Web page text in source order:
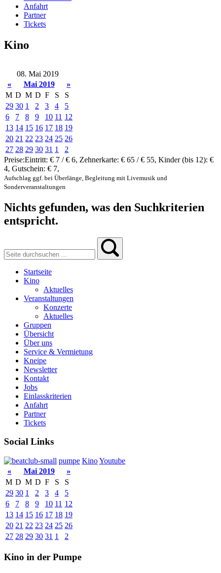
Anfahrt
Partner
Tickets
Kino
08. Mai 2019
«
Mai 2019
»
M D M D F S
S
29 30 1 2 3 4
5
6
7 8 9 10 11 12
13 14 15 16 17 18 19
20 21 22 23 24 25 26
27 28 29 30 31 1
2
Preise:Eintritt: € 7 / € 6, Zehnerkarte: € 65 / € 55, Kinder (bis 12): €
4, Gutschein: € 7,
Aufschlag ggf. bei Überlänge, Begleitung mit Livemusik und
Sonderveranstaltungen
Nichts gefunden, was den Suchkriterien
entspricht.
Startseite
Kino
Aktuelles
Veranstaltungen
Konzerte
Aktuelles
Gruppen
Übersicht
Über uns
Service & Vermietung
Kneipe
Newsletter
Kontakt
Jobs
Einlasskriterien
Anfahrt
Partner
Tickets
Social Links
pumpe KinoYoutube
«
Mai 2019
»
M D M D F S
S
29 30 1 2 3 4
5
6
7 8 9 10 11 12
13 14 15 16 17 18 19
20 21 22 23 24 25 26
27 28 29 30 31 1 2
Kino in der Pumpe